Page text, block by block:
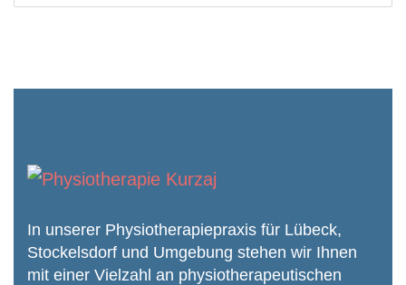
In unserer Physiotherapiepraxis für Lübeck,
Stockelsdorf und Umgebung stehen wir Ihnen
mit einer Vielzahl an physiothera­peutischen